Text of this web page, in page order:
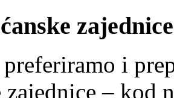
zajednice
i
zajednice – kod